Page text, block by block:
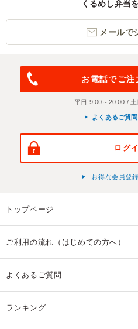
くるめし弁当
メールで
お電話でご注
平日 9:00～20:00 /
よくあるご質
ログ
お得な会員登
トップページ
ご利用の流れ（はじめての方へ）
よくあるご質問
ランキング